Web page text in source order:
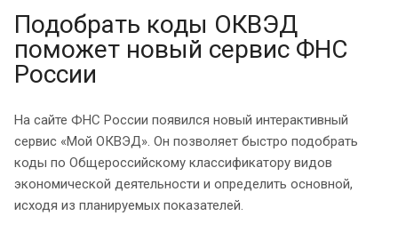
Подобрать коды ОКВЭД
поможет новый сервис ФНС
России
На сайте ФНС России появился новый интерактивный
сервис «Мой ОКВЭД». Он позволяет быстро подобрать
коды по Общероссийскому классификатору видов
экономической деятельности и определить основной,
исходя из планируемых показателей.